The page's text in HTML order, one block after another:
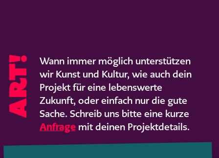
Art!
Wann immer möglich unterstützen
wir Kunst und Kultur, wie auch dein
Projekt für eine lebenswerte
Zukunft, oder einfach nur die gute
Sache. Schreib uns bitte eine kurze
Anfragemit deinen Projektdetails.